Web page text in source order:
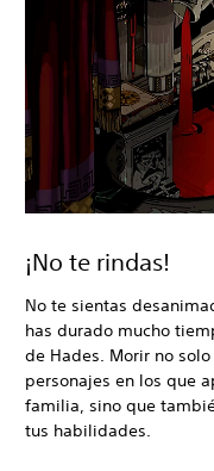
¡No te rindas!
No te sientas
has durado mucho
de Hades. Morir no
personajes en los que
familia, sino que
tus habilidades.